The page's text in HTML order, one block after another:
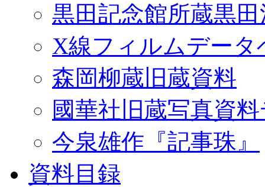
黒田記念館所蔵黒
X線フィルムデータ
森岡柳蔵旧蔵資料
國華社旧蔵写真資
今泉雄作『記事珠』
資料目録